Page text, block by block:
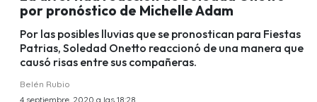
por pronóstico de Michelle Adam
Por las posibles lluvias que se pronostican para Fiestas
Patrias, Soledad Onetto reaccionó de una manera que
causó risas entre sus compañeras.
Belén Rubio
4 septiembre, 2020 a las 18:28